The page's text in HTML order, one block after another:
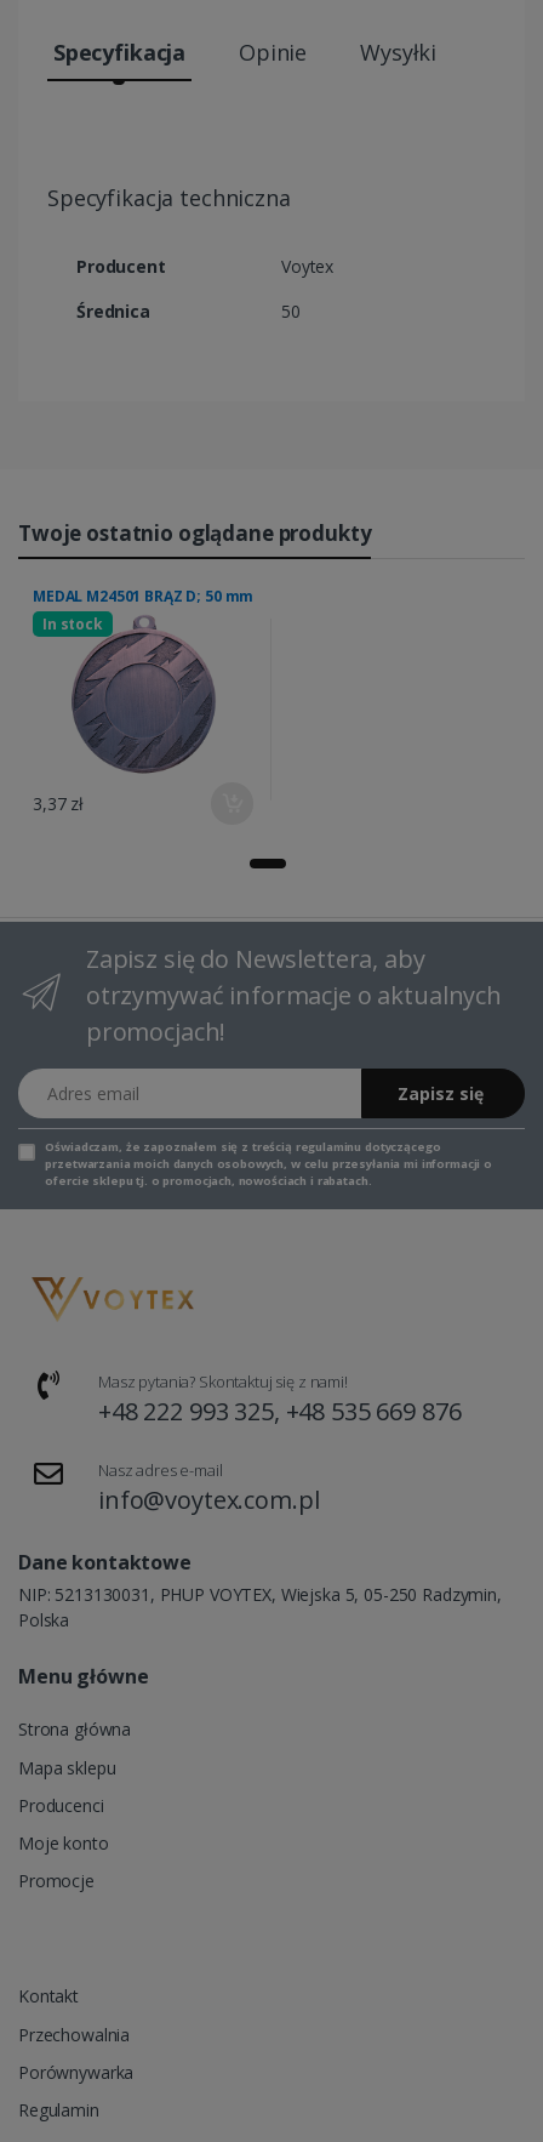
Specyfikacja Opinie Wysyłki
Specyfikacja techniczna
Producent
Voytex
Średnica
50
Twoje ostatnio oglądane produkty
MEDAL M24501 BRĄZ D; 50 mm
In stock
3,37 zł
Zapisz się do Newslettera, aby
otrzymywać informacje o aktualnych
promocjach!
Adres email
Zapisz się
Oświadczam, że zapoznałem się z treścią regulaminu dotyczącego
przetwarzania moich danych osobowych, w celu przesyłania mi informacji o
ofercie sklepu tj. o promocjach, nowościach i rabatach.
Masz pytania? Skontaktuj się z nami!
+48 222 993 325, +48 535 669 876
Nasz adres e-mail
info@voytex.com.pl
Dane kontaktowe
NIP: 5213130031, PHUP VOYTEX, Wiejska 5, 05-250 Radzymin,
Polska
Menu główne
Strona główna
Mapa sklepu
Producenci
Moje konto
Promocje
Kontakt
Przechowalnia
Porównywarka
Regulamin